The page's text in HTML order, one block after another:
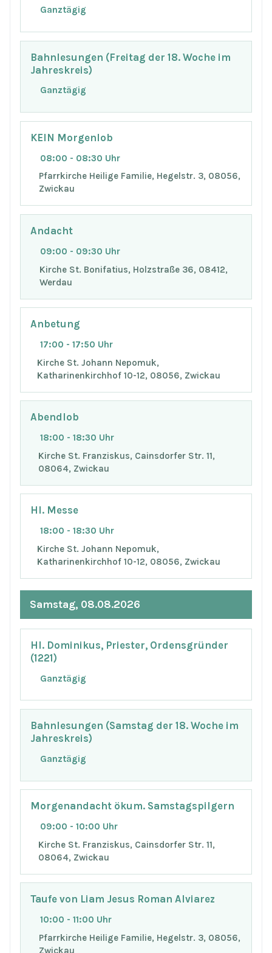
Ganztägig
Bahnlesungen (Freitag der 18. Woche im
Jahreskreis)
Ganztägig
KEIN Morgenlob
08:00 - 08:30 Uhr
Pfarrkirche Heilige Familie, Hegelstr. 3, 08056,
Zwickau
Andacht
09:00 - 09:30 Uhr
Kirche St. Bonifatius, Holzstraße 36, 08412,
Werdau
Anbetung
17:00 - 17:50 Uhr
Kirche St. Johann Nepomuk,
Katharinenkirchhof 10-12, 08056, Zwickau
Abendlob
18:00 - 18:30 Uhr
Kirche St. Franziskus, Cainsdorfer Str. 11,
08064, Zwickau
Hl. Messe
18:00 - 18:30 Uhr
Kirche St. Johann Nepomuk,
Katharinenkirchhof 10-12, 08056, Zwickau
Samstag, 08.08.2026
Hl. Dominikus, Priester, Ordensgründer
(1221)
Ganztägig
Bahnlesungen (Samstag der 18. Woche im
Jahreskreis)
Ganztägig
Morgenandacht ökum. Samstagspilgern
09:00 - 10:00 Uhr
Kirche St. Franziskus, Cainsdorfer Str. 11,
08064, Zwickau
Taufe von Liam Jesus Roman Alviarez
10:00 - 11:00 Uhr
Pfarrkirche Heilige Familie, Hegelstr. 3, 08056,
Zwickau